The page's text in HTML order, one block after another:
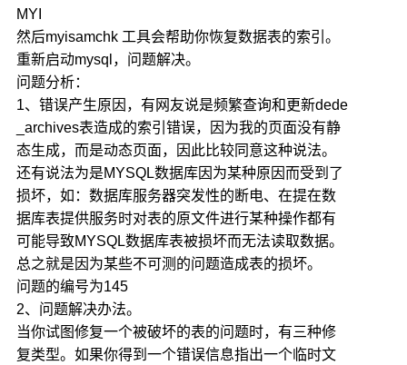
MYI
然后myisamchk 工具会帮助你恢复数据表的索引。
重新启动mysql，问题解决。
问题分析：
1、错误产生原因，有网友说是频繁查询和更新dede
_archives表造成的索引错误，因为我的页面没有静
态生成，而是动态页面，因此比较同意这种说法。
还有说法为是MYSQL数据库因为某种原因而受到了
损坏，如：数据库服务器突发性的断电、在提在数
据库表提供服务时对表的原文件进行某种操作都有
可能导致MYSQL数据库表被损坏而无法读取数据。
总之就是因为某些不可测的问题造成表的损坏。
问题的编号为145
2、问题解决办法。
当你试图修复一个被破坏的表的问题时，有三种修
复类型。如果你得到一个错误信息指出一个临时文